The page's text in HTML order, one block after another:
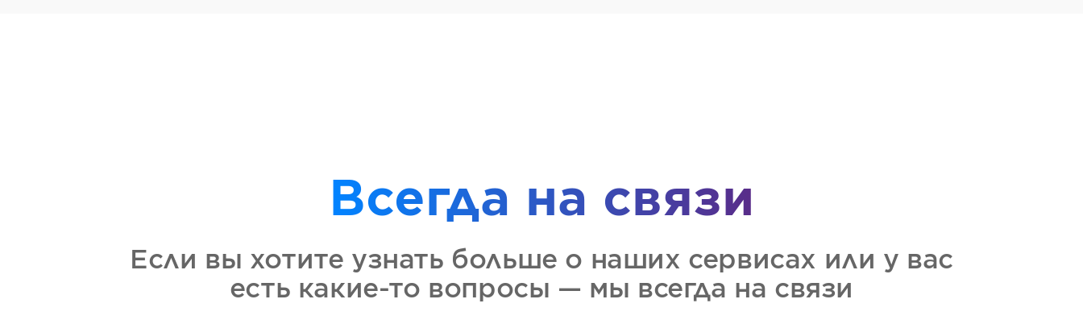
Всегда на связи
Если вы хотите узнать больше о наших сервисах или у вас
есть какие-то вопросы — мы всегда на связи